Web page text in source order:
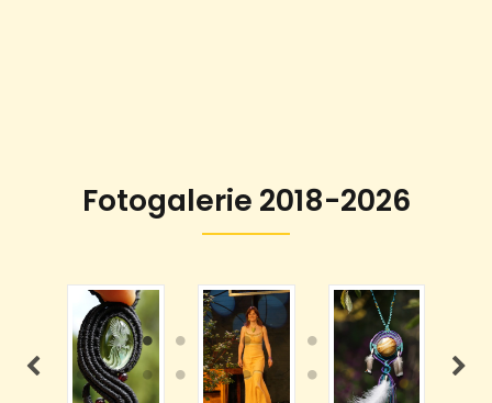
Fotogalerie 2018-2026